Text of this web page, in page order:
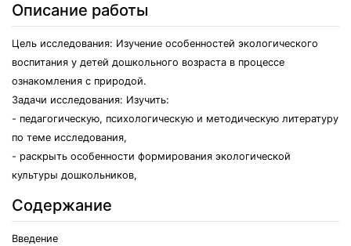
Описание работы
Цель исследования: Изучение особенностей экологического
воспитания у детей дошкольного возраста в процессе
ознакомления с природой.
Задачи исследования: Изучить:
- педагогическую, психологическую и методическую литературу
по теме исследования,
- раскрыть особенности формирования экологической
культуры дошкольников,
Содержание
Введение